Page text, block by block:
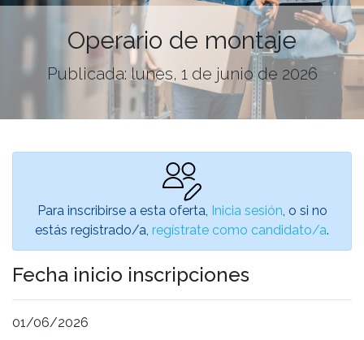
Operario de montaje
Publicada: lunes, 1 de junio de 2026
Para inscribirse a esta oferta, Inicia sesión , o si no
estás registrado/a, regístrate como candidato/a.
Fecha inicio inscripciones
01/06/2026